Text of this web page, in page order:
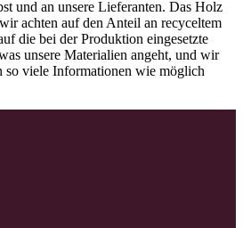
und an unsere Lieferanten. Das Holz
achten auf den Anteil an recyceltem
die bei der Produktion eingesetzte
unsere Materialien angeht, und wir
so viele Informationen wie möglich